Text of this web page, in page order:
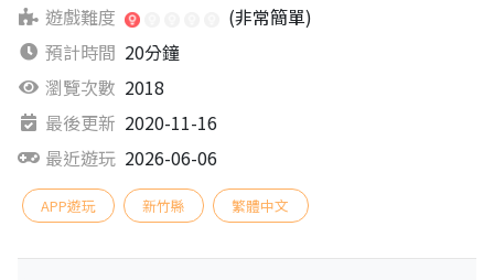
遊戲難度
(非常簡單)
預計時間 20分鐘
瀏覽次數 2018
最後更新 2020-11-16
最近遊玩 2026-06-06
APP遊玩 新竹縣 繁體中文